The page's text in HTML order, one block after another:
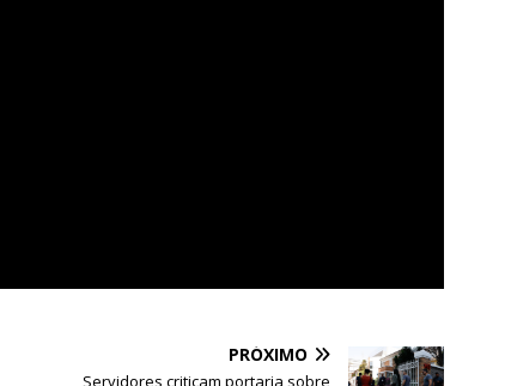
PRÓXIMO